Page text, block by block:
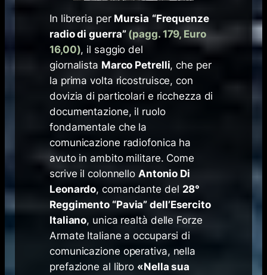
In libreria per Mursia “Frequenze
radio di guerra”(pagg. 179, Euro
16,00), il saggio del
giornalista Marco Petrelli, che per
la prima volta ricostruisce, con
dovizia di particolari e ricchezza di
documentazione, il ruolo
fondamentale che la
comunicazione radiofonica ha
avuto in ambito militare. Come
scrive il colonnello Antonio Di
Leonardo, comandante del 28°
Reggimento “Pavia” dell’Esercito
Italiano, unica realtà delle Forze
Armate Italiane a occuparsi di
comunicazione operativa, nella
prefazione al libro «Nella sua